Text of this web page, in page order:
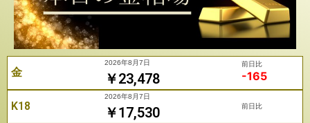
金 ￥23,478
2026年8月7日 前日比
-165
K18 ￥17,530
2026年8月7日
前日比